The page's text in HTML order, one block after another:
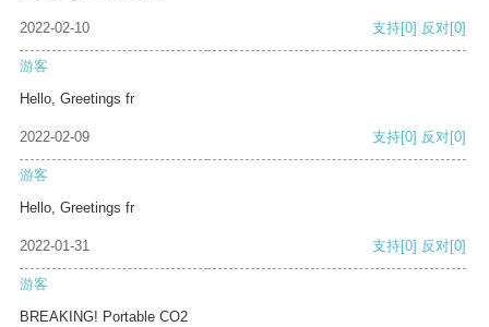
2022-02-10 支持[0] 反对[0]
游客
Hello, Greetings fr
2022-02-09 支持[0] 反对[0]
游客
Hello, Greetings fr
2022-01-31 支持[0] 反对[0]
游客
BREAKING! Portable CO2